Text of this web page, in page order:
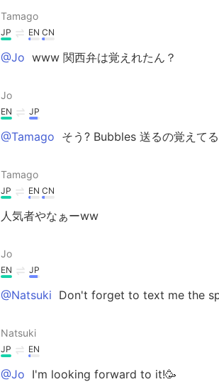
Tamago
JP EN CN
@Jo www 関西弁は覚えれたん？
Jo
EN JP
@Tamago そう? Bubbles 送るの覚えて
Tamago
JP EN CN
人気者やなぁーww
Jo
EN JP
@Natsuki Don't forget to text me the
Natsuki
JP EN
@Jo I'm looking forward to it!🥳